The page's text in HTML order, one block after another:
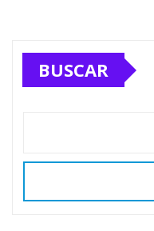
BUSCAR